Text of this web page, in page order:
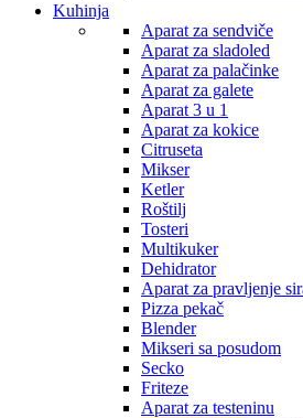
Kuhinja
Aparat za sendviče
Aparat za sladoled
Aparat za palačinke
Aparat za galete
Aparat 3 u 1
Aparat za kokice
Citruseta
Mikser
Ketler
Roštilj
Tosteri
Multikuker
Dehidrator
Aparat za pravljenje
Pizza pekač
Blender
Mikseri sa posudom
Secko
Friteze
Aparat za testeninu